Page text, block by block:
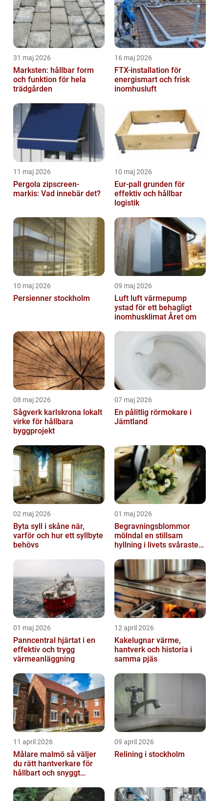
31 maj 2026
Marksten: hållbar form
och funktion för hela
trädgården
16 maj 2026
FTX-installation för
energismart och frisk
inomhusluft
11 maj 2026
Pergola zipscreen-
markis: Vad innebär det?
10 maj 2026
Eur-pall grunden för
effektiv och hållbar
logistik
10 maj 2026
Persienner stockholm
09 maj 2026
Luft luft värmepump
ystad för ett behagligt
inomhusklimat Året om
08 maj 2026
Sågverk karlskrona lokalt
virke för hållbara
byggprojekt
07 maj 2026
En pålitlig rörmokare i
Jämtland
02 maj 2026
Byta syll i skåne när,
varför och hur ett syllbyte
behövs
01 maj 2026
Begravningsblommor
mölndal en stillsam
hyllning i livets svåraste
01 maj 2026
Panncentral hjärtat i en
effektiv och trygg
värmeanläggning
12 april 2026
Kakelugnar värme,
hantverk och historia i
samma pjäs
11 april 2026
Målare malmö så väljer
du rätt hantverkare för
hållbart och snyggt
09 april 2026
Relining i stockholm